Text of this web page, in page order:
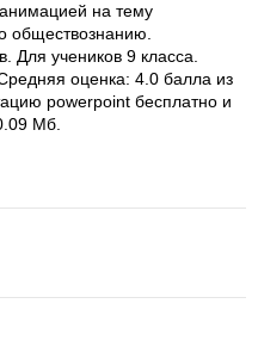
на тему
обществознанию.
Для учеников 9 класса.
оценка: 4.0 балла из
powerpoint бесплатно и
Мб.